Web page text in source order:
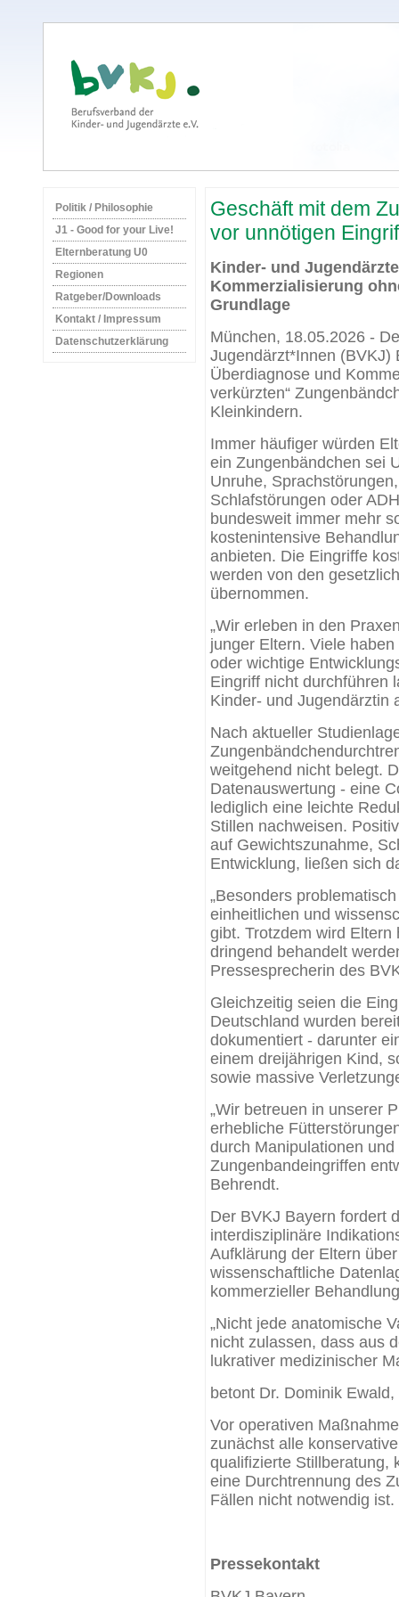
Politik / Philosophie
J1 - Good for your Live!
Elternberatung U0
Regionen
Ratgeber/Downloads
Kontakt / Impressum
Datenschutzerklärung
Geschäft mit dem
vor unnötigen
Kinder- und
Kommerzialisierung
Grundlage
München, 18.05.2026 -
Jugendärzt*Innen (BVKJ)
Überdiagnose und
verkürzten“
Kleinkindern.
Immer häufiger würden
ein Zungenbändchen sei
Unruhe,
Schlafstörungen oder
bundesweit immer mehr
kostenintensive
anbieten. Die Eingriffe
werden von den
übernommen.
„Wir erleben in den
junger Eltern. Viele
oder wichtige
Eingriff nicht durchführen
Kinder- und Jugendärztin
Nach aktueller
weitgehend nicht belegt.
Datenauswertung - eine
lediglich eine leichte
Stillen nachweisen.
auf Gewichtszunahme,
Entwicklung, ließen sich
„Besonders
einheitlichen und
gibt. Trotzdem wird
dringend behandelt
Pressesprecherin des
Gleichzeitig seien die
Deutschland wurden
dokumentiert - darunter
einem dreijährigen Kind,
sowie massive
„Wir betreuen in unserer
erhebliche
durch Manipulationen
Zungenbandeingriffen
Behrendt.
Der BVKJ Bayern fordert
interdisziplinäre
Aufklärung der Eltern
wissenschaftliche
kommerzieller
„Nicht jede anatomische
nicht zulassen, dass aus
lukrativer medizinischer
betont Dr. Dominik
Vor operativen
zunächst alle
qualifizierte Stillberatung,
eine Durchtrennung des
Fällen nicht notwendig ist.
Pressekontakt